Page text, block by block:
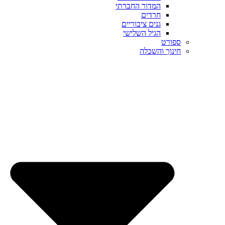
המדור החברתי
חרדים
גנים ציבוריים
הגיל השלישי
ספורט
חינוך והשכלה